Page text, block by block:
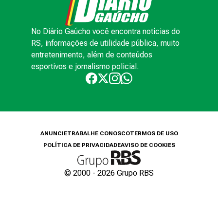
No Diário Gaúcho você encontra notícias do
RS, informações de utilidade pública, muito
entretenimento, além de conteúdos
esportivos e jornalismo policial.
ANUNCIETRABALHE CONOSCOTERMOS DE USO
POLÍTICA DE PRIVACIDADEAVISO DE COOKIES
© 2000 - 2026 Grupo RBS